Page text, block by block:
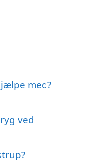
med?
ved